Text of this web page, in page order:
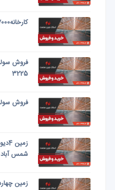
کارخانه17000 متر جاده ساوه 784
فروش
3225
فروش
شمس آباد
زمین